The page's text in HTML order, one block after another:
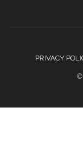
PRIVACY
©